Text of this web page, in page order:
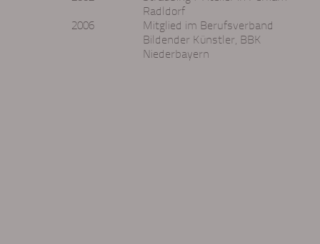
Radldorf
2006
Mitglied im Berufsverband
Bildender Künstler, BBK
Niederbayern